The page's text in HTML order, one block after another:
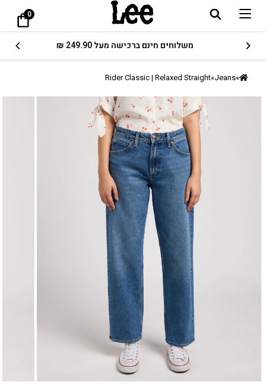
0
משלוחים חינם ברכישה מעל 249.90 ₪
»
Jeans
»
Rider Classic | Relaxed Straight